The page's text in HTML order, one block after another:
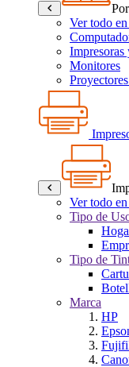
Ver todo
Monitores
Ver todo
Tipo de
Tipo de
Marca
HP